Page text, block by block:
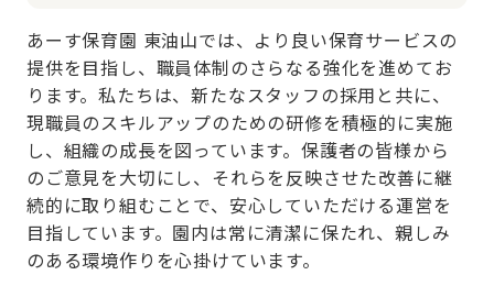
あーす保育園 東油山では、より良い保育サービスの
提供を目指し、職員体制のさらなる強化を進めてお
ります。私たちは、新たなスタッフの採用と共に、
現職員のスキルアップのための研修を積極的に実施
し、組織の成長を図っています。保護者の皆様から
のご意見を大切にし、それらを反映させた改善に継
続的に取り組むことで、安心していただける運営を
目指しています。園内は常に清潔に保たれ、親しみ
のある環境作りを心掛けています。